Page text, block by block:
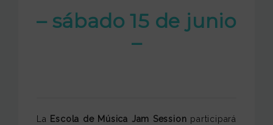
– sábado 15 de junio
–
La Escola de Música Jam Session participará